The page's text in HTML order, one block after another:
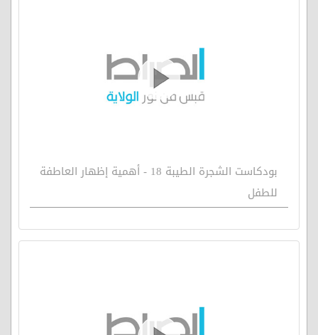
بودكاست الشجرة الطيبة 18 - أهمية إظهار العاطفة
للطفل